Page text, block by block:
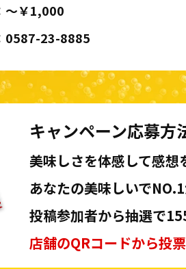
～￥1,000
0587-23-8885
キャンペーン応募方
美味しさを体感して感想
あなたの美味しいで
投稿参加者から抽選で
店舗のQRコードから投